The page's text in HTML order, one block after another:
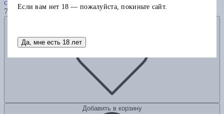
саду
755
Добавить в корзину
Если вам нет 18 — пожалуйста, покиньте сайт.
Да, мне есть 18 лет